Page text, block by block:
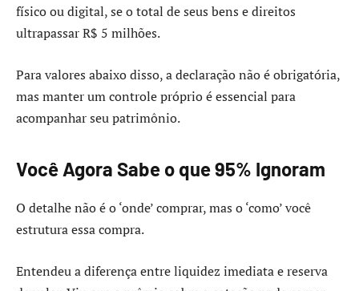
físico ou digital, se o total de seus bens e direitos
ultrapassar R$ 5 milhões.
Para valores abaixo disso, a declaração não é obrigatória,
mas manter um controle próprio é essencial para
acompanhar seu patrimônio.
Você Agora Sabe o que 95% Ignoram
O detalhe não é o ‘onde’ comprar, mas o ‘como’ você
estrutura essa compra.
Entendeu a diferença entre liquidez imediata e reserva